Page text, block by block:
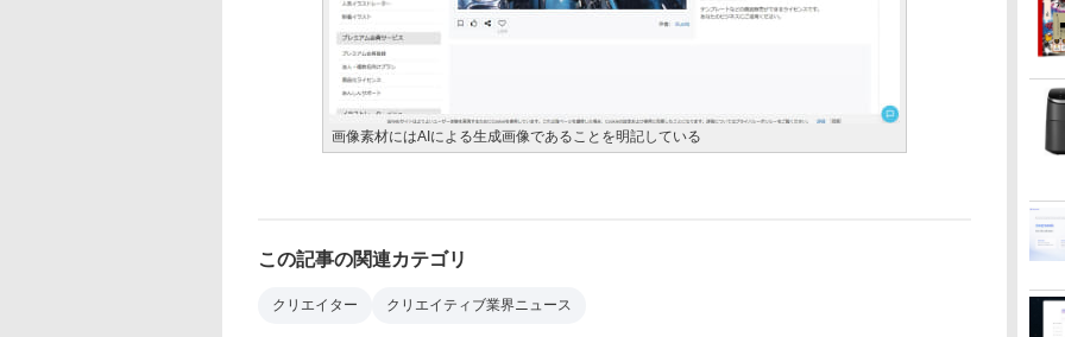
画像素材にはAIによる生成画像であることを明記している
この記事の関連カテゴリ
クリエイター クリエイティブ業界ニュース